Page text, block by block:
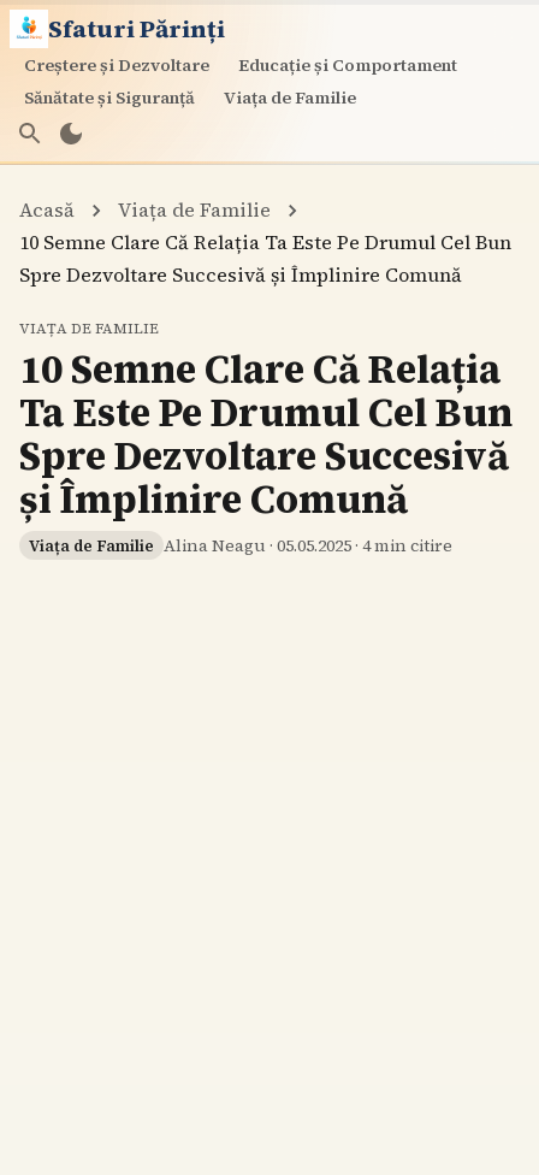
Sfaturi Părinți
Creștere și Dezvoltare
Educație și Comportament
Sănătate și Siguranță
Viața de Familie
Acasă
Viața de Familie
10 Semne Clare Că Relația Ta Este Pe Drumul Cel Bun
Spre Dezvoltare Succesivă și Împlinire Comună
VIAȚA DE FAMILIE
10 Semne Clare Că Relația
Ta Este Pe Drumul Cel Bun
Spre Dezvoltare Succesivă
și Împlinire Comună
Viața de Familie Alina Neagu · 05.05.2025 · 4min citire